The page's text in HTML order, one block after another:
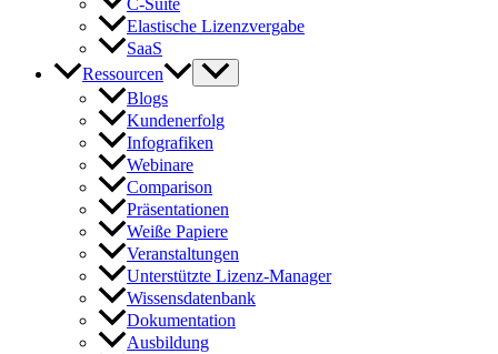
Elastische Lizenzvergabe
SaaS
Ressourcen
Blogs
Kundenerfolg
Infografiken
Webinare
Comparison
Präsentationen
Weiße Papiere
Veranstaltungen
Unterstützte Lizenz-Manager
Wissensdatenbank
Dokumentation
Ausbildung